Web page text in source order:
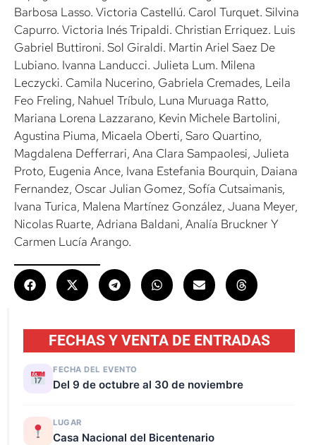
Barbosa Lasso. Victoria Castellú. Carol Turquet. Silvina
Capurro. Victoria Inés Tripaldi. Christian Erriquez. Luis
Gabriel Buttironi. Sol Giraldi. Martin Ariel Saez De
Lubiano. Ivanna Landucci. Julieta Lum. Milena
Leczycki. Camila Nucerino, Gabriela Cremades, Leila
Feo Freling, Nahuel Tríbulo, Luna Muruaga Ratto,
Mariana Lorena Lazzarano, Kevin Michele Bartolini,
Agustina Piuma, Micaela Oberti, Saro Quartino,
Magdalena Defferrari, Ana Clara Sampaolesi, Julieta
Proto, Eugenia Ance, Ivana Estefania Bourquin, Daiana
Fernandez, Oscar Julian Gomez, Sofía Cutsaimanis,
Ivana Turica, Malena Martínez González, Juana Meyer,
Nicolas Ruarte, Adriana Baldani, Analía Bruckner Y
Carmen Lucía Arango.
FECHAS Y VENTA DE ENTRADAS
FECHA DEL EVENTO
Del 9 de octubre al 30 de noviembre
LUGAR
Casa Nacional del Bicentenario